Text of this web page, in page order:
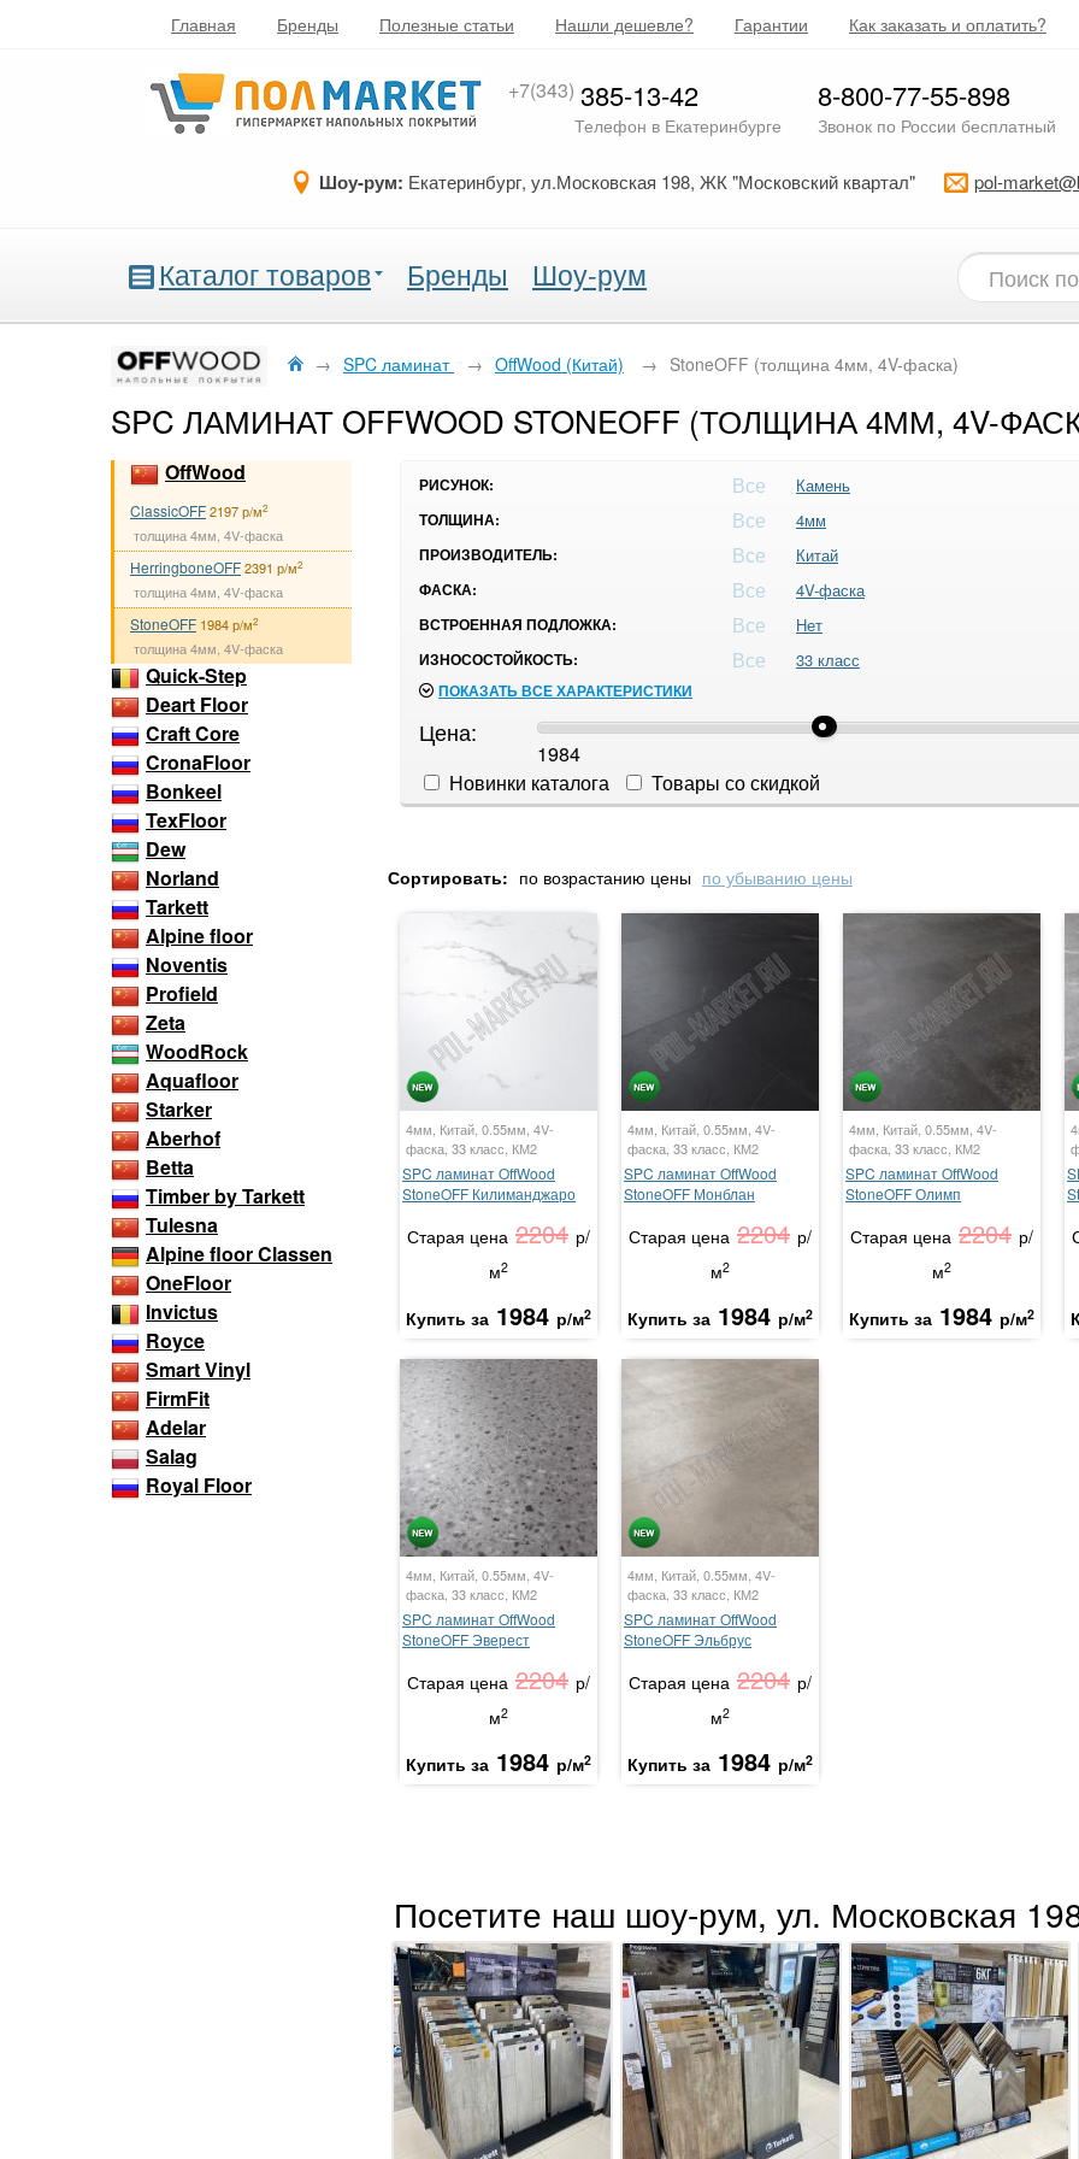
Главная Бренды Полезные статьи Нашли дешевле? Гарантии Как заказать и оплатить?
+7(343) 385-13-42
Телефон в Екатеринбурге
8-800-77-55-898
Звонок по России бесплатный
Шоу-рум: Екатеринбург, ул.Московская 198, ЖК "Московский квартал" pol-
Каталог товаров Бренды Шоу-рум
→ SPC ламинат → OffWood (Китай) → StoneOFF (толщина 4мм, 4V-фаска)
SPC ЛАМИНАТ OFFWOOD STONEOFF (ТОЛЩИНА 4ММ, 4V-
РИСУНОК: Все Камень
ТОЛЩИНА: Все 4мм
ПРОИЗВОДИТЕЛЬ: Все Китай
ФАСКА: Все 4V-фаска
ВСТРОЕННАЯ ПОДЛОЖКА: Все Нет
ИЗНОСОСТОЙКОСТЬ: Все 33 класс
ПОКАЗАТЬ ВСЕ ХАРАКТЕРИСТИКИ
Цена:
1984
Новинки каталога
Товары со скидкой
OffWood
ClassicOFF2197 р/м2
толщина 4мм, 4V-фаска
HerringboneOFF2391 р/м2
толщина 4мм, 4V-фаска
StoneOFF 1984 р/м2
толщина 4мм, 4V-фаска
Quick-Step
Deart Floor
Craft Core
CronaFloor
Bonkeel
TexFloor
Dew
Norland
Tarkett
Alpine floor
Noventis
Profield
Zeta
WoodRock
Aquafloor
Starker
Aberhof
Betta
Timber by Tarkett
Tulesna
Alpine floor Classen
OneFloor
Invictus
Royce
Smart Vinyl
FirmFit
Adelar
Salag
Royal Floor
Сортировать: по возрастанию цены по убыванию цены
4мм, Китай, 0.55мм, 4V-
фаска, 33 класс, КМ2
SPC ламинат OffWood
StoneOFF Килиманджаро
Старая цена 2204 р/
м2
Купить за 1984 р/м2
4мм, Китай, 0.55мм, 4V-
фаска, 33 класс, КМ2
SPC ламинат OffWood
StoneOFF Монблан
Старая цена 2204 р/
м2
Купить за 1984 р/м2
4мм, Китай, 0.55мм, 4V-
фаска, 33 класс, КМ2
SPC ламинат OffWood
StoneOFF Олимп
Старая цена 2204 р/
м2
Купить за 1984 р/м2
4мм, Китай, 0.55мм, 4V-
фаска, 33 класс, КМ2
SPC ламинат OffWood
StoneOFF Эверест
Старая цена 2204 р/
м2
Купить за 1984 р/м2
4мм, Китай, 0.55мм, 4V-
фаска, 33 класс, КМ2
SPC ламинат OffWood
StoneOFF Эльбрус
Старая цена 2204 р/
м2
Купить за 1984 р/м2
Посетите наш шоу-рум, ул. Московская